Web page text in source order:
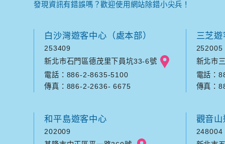
發現資訊有錯誤嗎？歡迎使用網站除錯小尖兵！
白沙灣遊客中心（處本部）
253409
新北市石門區德茂里下員坑33-6號
電話：886-2-8635-5100
傳真：886-2-2636- 6675
三芝
252005
新北市
電話：
傳真：
和平島遊客中心
202009
觀音
248004